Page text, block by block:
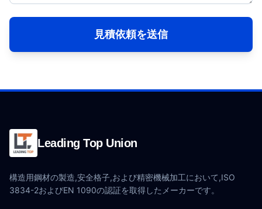
見積依頼を送信
Leading Top Union
構造用鋼材の製造,安全格子,および精密機械加工において,ISO
3834-2およびEN 1090の認証を取得したメーカーです。